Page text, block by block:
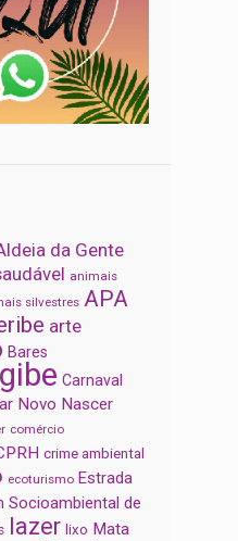
da Gente
animais
silvestres APA
arte
Bares
Carnaval
Novo Nascer
comércio
crime ambiental
ecoturismo Estrada
Socioambiental de
lazer lixo Mata